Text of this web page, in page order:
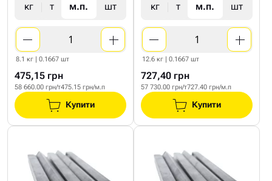
кг т м.п. шт
8.1 кг | 0.1667 шт
475,15 грн
58 660.00 грн/т475.15 грн/м.п
Купити
кг т м.п. шт
12.6 кг | 0.1667 шт
727,40 грн
57 730.00 грн/т727.40 грн/м.п
Купити